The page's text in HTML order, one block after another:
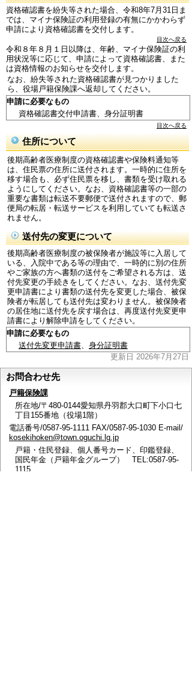
資格確認書を紛失等された場合、令和8年7月31日ま
では、マイナ保険証の利用登録の有無にかかわらず
申請により資格確認書を交付します。
目次へ戻る
令和８年８月１日以降は、年齢、マイナ保険証の利
用状況等に応じて、申請によって資格確認書、また
は資格情報のお知らせを交付します。
なお、紛失等された資格確認書が見つかりました
ら、役場戸籍保険課へ返却してください。
申請に必要なもの
資格確認書交付申請書、身分証明書
目次へ戻る
住所について
後期高齢者医療制度の資格確認書や保険料通知等
は、住民票の住所に送付されます。一時的に住所を
移す場合も、必ず住民票を移し、書類を受け取れる
ようにしてください。なお、資格確認書等の一部の
重要な書類は転送不要郵便で送付されますので、郵
便局の転居・転送サービスを利用していても転送さ
れません。
送付先の変更について
後期高齢者医療制度の被保険者が施設等に入居して
いる、入院中である等の理由で、一時的に別の住所
やご家族の方へ書類の送付をご希望される方は、送
付先変更の手続きをしてください。なお、送付先変
更申請書により書類の送付先を変更した場合、被保
険者が転居しても送付先は変わりません。被保険者
の居住地に送付先を戻す場合は、再度送付先変更申
請書により解除申請をしてください。
申請に必要なもの
送付先変更申請書、 身分証明書
更新日 2026年7月27日
お問合わせ先
戸籍保険課
所在地/〒480-0144愛知県丹羽郡大口町下小口七
丁目155番地（役場1階）
電話番号/0587-95-1111 FAX/0587-95-1030 E-mail/
kosekihoken@town.oguchi.lg.jp
戸籍・住民登録、個人番号カード、印鑑登録、
国民年金（戸籍年金グループ） TEL:0587-95-
1115